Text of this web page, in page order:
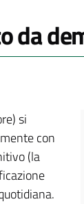
da
si
con
(la